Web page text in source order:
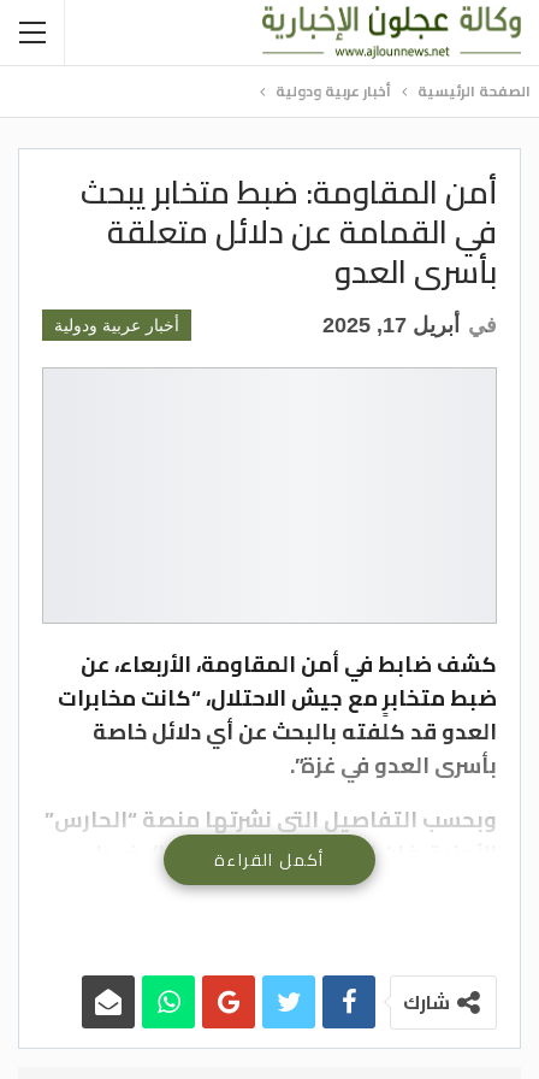
الصفحة الرئيسية أخبار عربية ودولية
أمن المقاومة: ضبط متخابر يبحث
في القمامة عن دلائل متعلقة
بأسرى العدو
أخبار عربية ودولية في أبريل 17, 2025
كشف ضابط في أمن المقاومة، الأربعاء، عن
ضبط متخابرٍ مع جيش الاحتلال، “كانت مخابرات
العدو قد كلفته بالبحث عن أي دلائل خاصة
بأسرى العدو في غزة”.
وبحسب التفاصيل التي نشرتها منصة “الحارس”
الأمنية، فإن المتخابر (ت ط ـ 33 عامًا)، ضبط
متلبسًا قبل عدة أشهر أثناء تواجده بشكل
ووفق وقائع الإفادة النهائية، فإن “المتخابر (ت
ط) قد ارتبط مع مخابرات العدو عام ٢٠٢٢، بعدما
أكمل القراءة
شارك